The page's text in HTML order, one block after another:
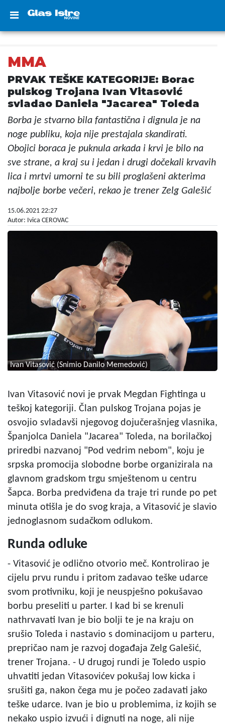
MMA
PRVAK TEŠKE KATEGORIJE: Borac
pulskog Trojana Ivan Vitasović
svladao Daniela "Jacarea" Toleda
Borba je stvarno bila fantastična i dignula je na
noge publiku, koja nije prestajala skandirati.
Obojici boraca je puknula arkada i krvi je bilo na
sve strane, a kraj su i jedan i drugi dočekali krvavih
lica i mrtvi umorni te su bili proglašeni akterima
najbolje borbe večeri, rekao je trener Zelg Galešić
15.06.2021 22:27
Autor: Ivica CEROVAC
Ivan Vitasović (Snimio Danilo Memedović)
Ivan Vitasović novi je prvak Megdan Fightinga u
teškoj kategoriji. Član pulskog Trojana pojas je
osvojio svladavši njegovog dojučerašnjeg vlasnika,
Španjolca Daniela "Jacarea" Toleda, na borilačkoj
priredbi nazvanoj "Pod vedrim nebom", koju je
srpska promocija slobodne borbe organizirala na
glavnom gradskom trgu smještenom u centru
Šapca. Borba predviđena da traje tri runde po pet
minuta otišla je do svog kraja, a Vitasović je slavio
jednoglasnom sudačkom odlukom.
Runda odluke
- Vitasović je odlično otvorio meč. Kontrolirao je
cijelu prvu rundu i pritom zadavao teške udarce
svom protivniku, koji je neuspješno pokušavao
borbu preseliti u parter. I kad bi se krenuli
nathrvavati Ivan je bio bolji te je na kraju on
srušio Toleda i nastavio s dominacijom u parteru,
prepričao nam je razvoj događaja Zelg Galešić,
trener Trojana. - U drugoj rundi je Toledo uspio
uhvatiti jedan Vitasovićev pokušaj low kicka i
srušiti ga, nakon čega mu je počeo zadavati jako
teške udarce. Ivan je bio u problemima, iz kojih se
nekako uspio izvući i dignuti na noge, ali nije